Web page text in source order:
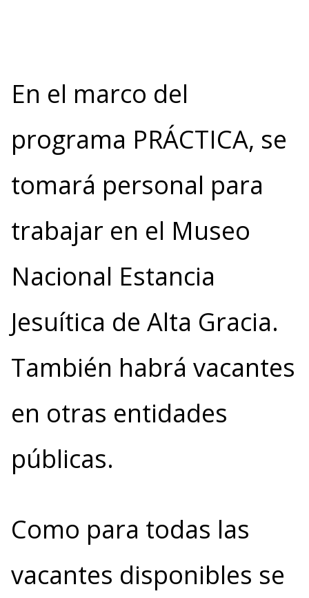
En el marco del
programa PRÁCTICA, se
tomará personal para
trabajar en el Museo
Nacional Estancia
Jesuítica de Alta Gracia.
También habrá vacantes
en otras entidades
públicas.
Como para todas las
vacantes disponibles se